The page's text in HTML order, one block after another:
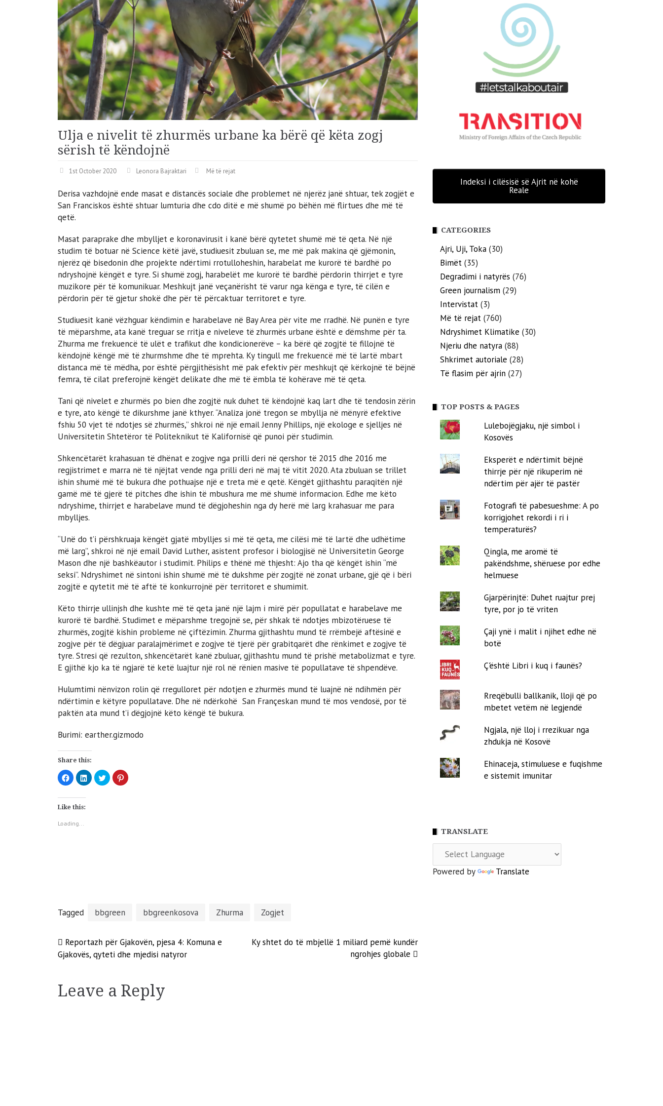
Ulja e nivelit të zhurmës urbane ka bërë që këta zogj
sërish të këndojnë
1st October 2020 Leonora Bajraktari Më të rejat
Derisa vazhdojnë ende masat e distancës sociale dhe problemet në njerëz janë shtuar, tek zogjët e
San Franciskos është shtuar lumturia dhe cdo ditë e më shumë po bëhën më flirtues dhe më të
qetë.
Masat paraprake dhe mbylljet e koronavirusit i kanë bërë qytetet shumë më të qeta. Në një
studim të botuar në Science këtë javë, studiuesit zbuluan se, me më pak makina që gjëmonin,
njerëz që bisedonin dhe projekte ndërtimi rrotulloheshin, harabelat me kurorë të bardhë po
ndryshojnë këngët e tyre. Si shumë zogj, harabelët me kurorë të bardhë përdorin thirrjet e tyre
muzikore për të komunikuar. Meshkujt janë veçanërisht të varur nga kënga e tyre, të cilën e
përdorin për të gjetur shokë dhe për të përcaktuar territoret e tyre.
Studiuesit kanë vëzhguar këndimin e harabelave në Bay Area për vite me rradhë. Në punën e tyre
të mëparshme, ata kanë treguar se rritja e niveleve të zhurmës urbane është e dëmshme për ta.
Zhurma me frekuencë të ulët e trafikut dhe kondicionerëve – ka bërë që zogjtë të fillojnë të
këndojnë këngë më të zhurmshme dhe të mprehta. Ky tingull me frekuencë më të lartë mbart
distanca më të mëdha, por është përgjithësisht më pak efektiv për meshkujt që kërkojnë të bëjnë
femra, të cilat preferojnë këngët delikate dhe më të ëmbla të kohërave më të qeta.
Tani që nivelet e zhurmës po bien dhe zogjtë nuk duhet të këndojnë kaq lart dhe të tendosin zërin
e tyre, ato këngë të dikurshme janë kthyer. “Analiza jonë tregon se mbyllja në mënyrë efektive
fshiu 50 vjet të ndotjes së zhurmës,” shkroi në një email Jenny Phillips, një ekologe e sjelljes në
Universitetin Shtetëror të Politeknikut të Kalifornisë që punoi për studimin.
Shkencëtarët krahasuan të dhënat e zogjve nga prilli deri në qershor të 2015 dhe 2016 me
regjistrimet e marra në të njëjtat vende nga prilli deri në maj të vitit 2020. Ata zbuluan se trillet
ishin shumë më të bukura dhe pothuajse një e treta më e qetë. Këngët gjithashtu paraqitën një
gamë më të gjerë të pitches dhe ishin të mbushura me më shumë informacion. Edhe me këto
ndryshime, thirrjet e harabelave mund të dëgjoheshin nga dy herë më larg krahasuar me para
mbylljes.
“Unë do t’i përshkruaja këngët gjatë mbylljes si më të qeta, me cilësi më të lartë dhe udhëtime
më larg”, shkroi në një email David Luther, asistent profesor i biologjisë në Universitetin George
Mason dhe një bashkëautor i studimit. Philips e thënë më thjesht: Ajo tha që këngët ishin “më
seksi”. Ndryshimet në sintoni ishin shumë më të dukshme për zogjtë në zonat urbane, gjë që i bëri
zogjtë e qytetit më të aftë të konkurrojnë për territoret e shumimit.
Këto thirrje ullinjsh dhe kushte më të qeta janë një lajm i mirë për popullatat e harabelave me
kurorë të bardhë. Studimet e mëparshme tregojnë se, për shkak të ndotjes mbizotëruese të
zhurmës, zogjtë kishin probleme në çiftëzimin. Zhurma gjithashtu mund të rrëmbejë aftësinë e
zogjve për të dëgjuar paralajmërimet e zogjve të tjerë për grabitqarët dhe rënkimet e zogjve të
tyre. Stresi që rezulton, shkencëtarët kanë zbuluar, gjithashtu mund të prishë metabolizmat e tyre.
E gjithë kjo ka të ngjarë të ketë luajtur një rol në rënien masive të popullatave të shpendëve.
Hulumtimi nënvizon rolin që rregulloret për ndotjen e zhurmës mund të luajnë në ndihmën për
ndërtimin e këtyre popullatave. Dhe në ndërkohë San Françeskan mund të mos vendosë, por të
paktën ata mund t’i dëgjojnë këto këngë të bukura.
Burimi: earther.gizmodo
Share this:
Click
to
share
Facebook
(Opens
in
window)
Click
to
share
Click
to
share
Click
to
Like this:
Loading...
Tagged bbgreen bbgreenkosova Zhurma Zogjet
Post
navigation
Reportazh për Gjakovën, pjesa 4: Komuna e
Gjakovës, qyteti dhe mjedisi natyror
Ky shtet do të mbjellë 1 miliard pemë kundër
ngrohjes globale
Leave a Reply
Indeksi i cilësisë së Ajrit në kohë
Reale
CATEGORIES
Ajri, Uji, Toka (30)
Bimët (35)
Degradimi i natyrës (76)
Green journalism (29)
Intervistat (3)
Më të rejat (760)
Ndryshimet Klimatike (30)
Njeriu dhe natyra (88)
Shkrimet autoriale (28)
Të flasim për ajrin (27)
TOP POSTS & PAGES
Lulebojëgjaku, një simbol i
Kosovës
Eksperët e ndërtimit bëjnë
thirrje për një rikuperim në
ndërtim për ajër të pastër
Fotografi të pabesueshme: A po
korrigjohet rekordi i ri i
temperaturës?
Qingla, me aromë të
pakëndshme, shëruese por edhe
helmuese
Gjarpërinjtë: Duhet ruajtur prej
tyre, por jo të vriten
Çaji ynë i malit i njihet edhe në
botë
Ç'është Libri i kuq i faunës?
Rreqëbulli ballkanik, lloji që po
mbetet vetëm në legjendë
Ngjala, një lloj i rrezikuar nga
zhdukja në Kosovë
Ehinaceja, stimuluese e fuqishme
e sistemit imunitar
TRANSLATE
Powered by Translate